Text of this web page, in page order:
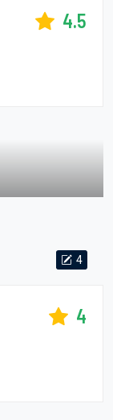
4.5
4
4